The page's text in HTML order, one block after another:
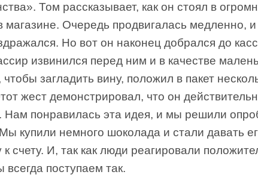
Том рассказывает, как он стоял в
магазине. Очередь продвигалась медленно,
Но вот он наконец добрался до
извинился перед ним и в качестве
чтобы загладить вину, положил в пакет
жест демонстрировал, что он
Нам понравилась эта идея, и мы решили
купили немного шоколада и стали давать
к счету. И, так как люди реагировали
всегда поступаем так.